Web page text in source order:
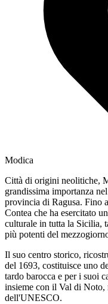
Modica
Città di origini neolitiche,
grandissima importanza
provincia di Ragusa. Fino
Contea che ha esercitato
culturale in tutta la Sicilia,
più potenti del
Il suo centro storico,
del 1693, costituisce uno
tardo barocca e per i suoi
insieme con il Val di Noto,
dell'UNESCO.